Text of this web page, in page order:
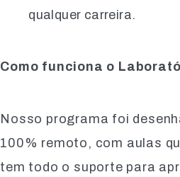
qualquer carreira.
Como funciona o
Nosso programa foi
100% remoto, com aulas
tem todo o suporte para